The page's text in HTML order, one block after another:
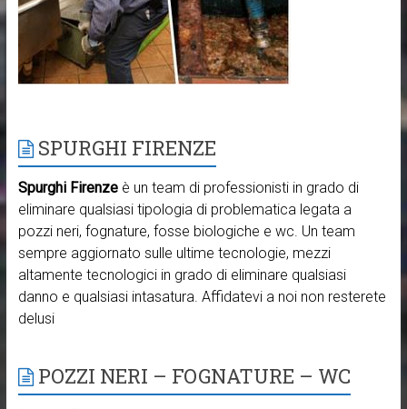
SPURGHI FIRENZE
Spurghi Firenzeè un team di professionisti in grado di
eliminare qualsiasi tipologia di problematica legata a
pozzi neri, fognature, fosse biologiche e wc. Un team
sempre aggiornato sulle ultime tecnologie, mezzi
altamente tecnologici in grado di eliminare qualsiasi
danno e qualsiasi intasatura. Affidatevi a noi non resterete
delusi
POZZI NERI – FOGNATURE – WC